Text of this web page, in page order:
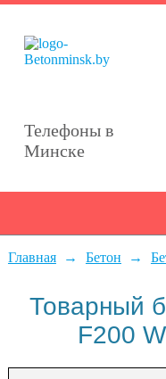
Телефоны в
Минске
Главная Бетон
Товарный
F200